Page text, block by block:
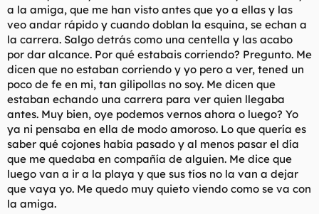
a la amiga, que me han visto antes que yo a ellas y las
veo andar rápido y cuando doblan la esquina, se echan a
la carrera. Salgo detrás como una centella y las acabo
por dar alcance. Por qué estabais corriendo? Pregunto. Me
dicen que no estaban corriendo y yo pero a ver, tened un
poco de fe en mi, tan gilipollas no soy. Me dicen que
estaban echando una carrera para ver quien llegaba
antes. Muy bien, oye podemos vernos ahora o luego? Yo
ya ni pensaba en ella de modo amoroso. Lo que quería es
saber qué cojones había pasado y al menos pasar el día
que me quedaba en compañía de alguien. Me dice que
luego van a ir a la playa y que sus tíos no la van a dejar
que vaya yo. Me quedo muy quieto viendo como se va con
la amiga.